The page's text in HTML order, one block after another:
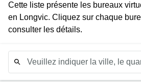
produits
Bureau
d’affaires
Paris
Lille
Lyon
Centres
d'affaires
Location
bureau
Lille
Qui sommes-nous?
Connexion
Cette liste présente les bureaux
en Longvic. Cliquez sur chaque
consulter les détails.